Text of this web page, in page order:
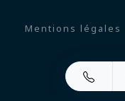
Mentions légales